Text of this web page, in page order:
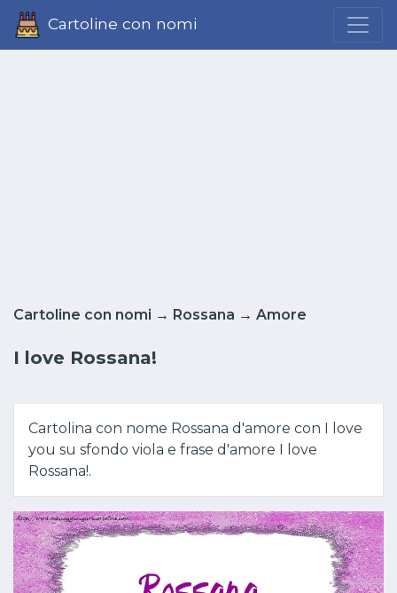
Cartoline con nomi
Cartoline con nomi → Rossana → Amore
I love Rossana!
Cartolina con nome Rossana d'amore con I love
you su sfondo viola e frase d'amore I love
Rossana!.